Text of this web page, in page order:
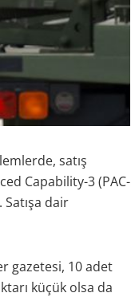
satış
Capability-3 (PAC-
dair
gazetesi, 10 adet
küçük olsa da